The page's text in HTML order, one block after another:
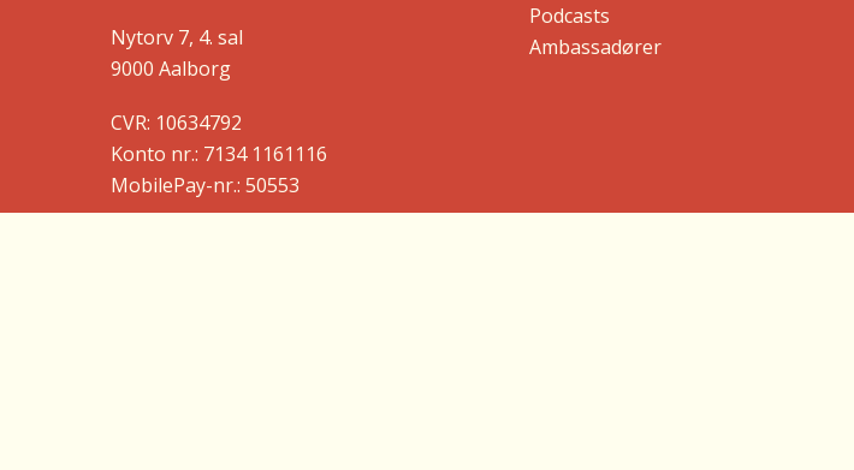
Nytorv 7, 4. sal
9000 Aalborg
CVR: 10634792
Konto nr.: 7134 1161116
MobilePay-nr.: 50553
Podcasts
Ambassadører